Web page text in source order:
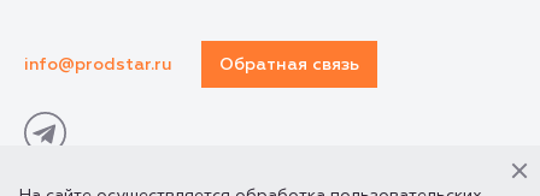
info@prodstar.ru Обратная связь